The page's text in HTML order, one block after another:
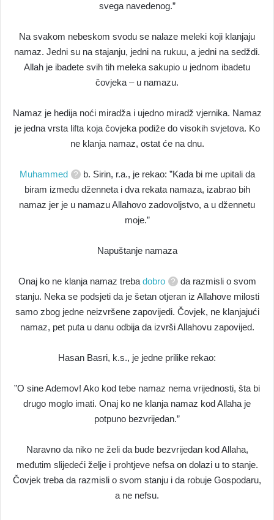
svega navedenog.”
Na svakom nebeskom svodu se nalaze meleki koji klanjaju
namaz. Jedni su na stajanju, jedni na rukuu, a jedni na sedždi.
Allah je ibadete svih tih meleka sakupio u jednom ibadetu
čovjeka – u namazu.
Namaz je hedija noći miradža i ujedno miradž vjernika. Namaz
je jedna vrsta lifta koja čovjeka podiže do visokih svjetova. Ko
ne klanja namaz, ostat će na dnu.
Muhammed
b. Sirin, r.a., je rekao: ”Kada bi me upitali da
biram između dženneta i dva rekata namaza, izabrao bih
namaz jer je u namazu Allahovo zadovoljstvo, a u džennetu
moje.”
Napuštanje namaza
Onaj ko ne klanja namaz treba dobro
da razmisli o svom
stanju. Neka se podsjeti da je šetan otjeran iz Allahove milosti
samo zbog jedne neizvršene zapovijedi. Čovjek, ne klanjajući
namaz, pet puta u danu odbija da izvrši Allahovu zapovijed.
Hasan Basri, k.s., je jedne prilike rekao:
”O sine Ademov! Ako kod tebe namaz nema vrijednosti, šta bi
drugo moglo imati. Onaj ko ne klanja namaz kod Allaha je
potpuno bezvrijedan.”
Naravno da niko ne želi da bude bezvrijedan kod Allaha,
međutim slijedeći želje i prohtjeve nefsa on dolazi u to stanje.
Čovjek treba da razmisli o svom stanju i da robuje Gospodaru,
a ne nefsu.